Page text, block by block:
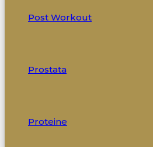
Post Workout
Prostata
Proteine